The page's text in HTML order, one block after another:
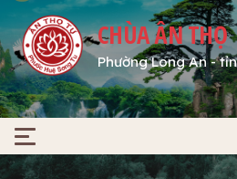
CHÙA ÂN THỌ
Phường Long An -